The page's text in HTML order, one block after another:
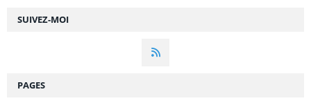
SUIVEZ-MOI
PAGES